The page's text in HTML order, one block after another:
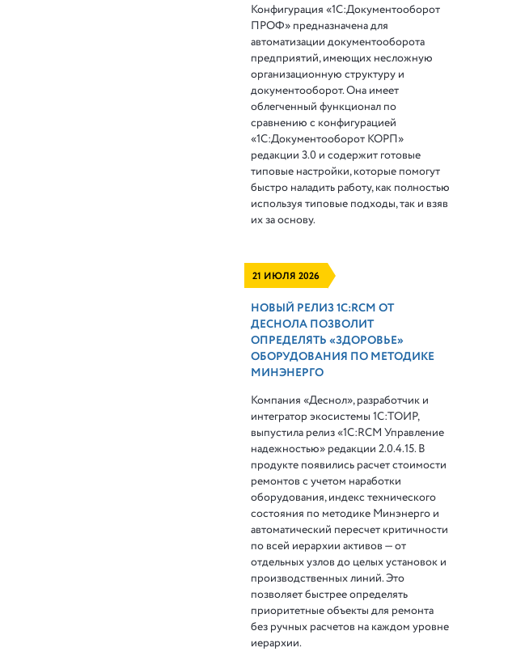
Конфигурация «1С:Документооборот
ПРОФ» предназначена для
автоматизации документооборота
предприятий, имеющих несложную
организационную структуру и
документооборот. Она имеет
облегченный функционал по
сравнению с конфигурацией
«1С:Документооборот КОРП»
редакции 3.0 и содержит готовые
типовые настройки, которые помогут
быстро наладить работу, как полностью
используя типовые подходы, так и взяв
их за основу.
21 ИЮЛЯ 2026
НОВЫЙ РЕЛИЗ 1С:RCM ОТ
ДЕСНОЛА ПОЗВОЛИТ
ОПРЕДЕЛЯТЬ «ЗДОРОВЬЕ»
ОБОРУДОВАНИЯ ПО МЕТОДИКЕ
МИНЭНЕРГО
Компания «Деснол», разработчик и
интегратор экосистемы 1С:ТОИР,
выпустила релиз «1С:RCM Управление
надежностью» редакции 2.0.4.15. В
продукте появились расчет стоимости
ремонтов с учетом наработки
оборудования, индекс технического
состояния по методике Минэнерго и
автоматический пересчет критичности
по всей иерархии активов — от
отдельных узлов до целых установок и
производственных линий. Это
позволяет быстрее определять
приоритетные объекты для ремонта
без ручных расчетов на каждом уровне
иерархии.